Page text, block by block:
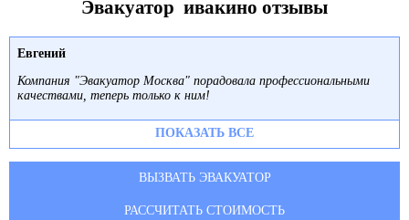
Эвакуатор ивакино отзывы
Евгений
Компания "Эвакуатор Москва" порадовала профессиональными
качествами, теперь только к ним!
ПОКАЗАТЬ ВСЕ
ВЫЗВАТЬ ЭВАКУАТОР
РАССЧИТАТЬ СТОИМОСТЬ